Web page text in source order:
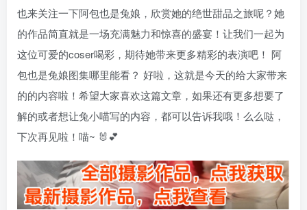
也来关注一下阿包也是兔娘，欣赏她的绝世甜品之旅呢？她
的作品简直就是一场充满魅力和惊喜的盛宴！让我们一起为
这位可爱的coser喝彩，期待她带来更多精彩的表演吧！ 阿
包也是兔娘图集哪里能看？ 好啦，这就是今天的给大家带来
的的内容啦！希望大家喜欢这篇文章，如果还有更多想要了
解的或者想让兔小喵写的内容，都可以告诉我哦！么么哒，
下次再见啦！喵~ 🐰💕